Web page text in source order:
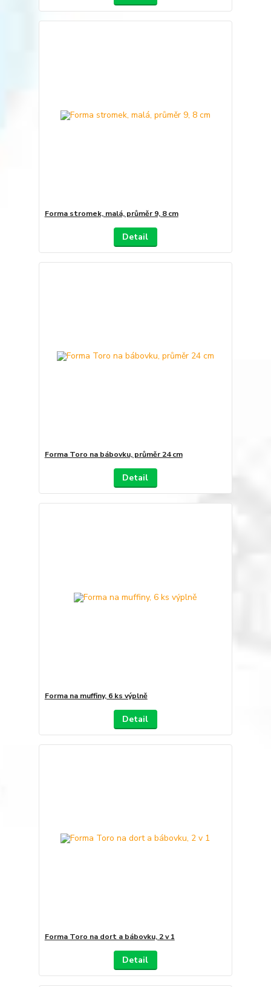
Forma stromek, malá, průměr 9, 8 cm
Detail
Forma Toro na bábovku, průměr 24 cm
Detail
Forma na muffiny, 6 ks výplně
Detail
Forma Toro na dort a bábovku, 2 v 1
Detail